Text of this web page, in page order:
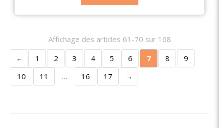
Affichage des articles 61-70 sur 168
1
2 3 4 5 6 7 8
9
10
11 … 16 17